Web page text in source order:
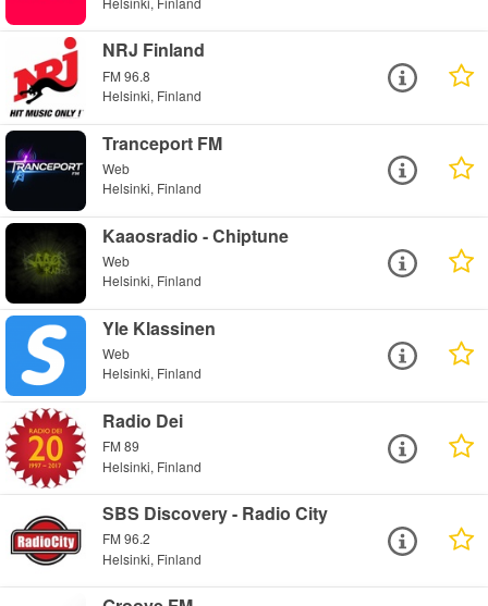
NRJ Finland
FM 96.8
Helsinki, Finland
Tranceport FM
Web
Helsinki, Finland
Kaaosradio - Chiptune
Web
Helsinki, Finland
Yle Klassinen
Web
Helsinki, Finland
Radio Dei
FM 89
Helsinki, Finland
SBS Discovery - Radio City
FM 96.2
Helsinki, Finland